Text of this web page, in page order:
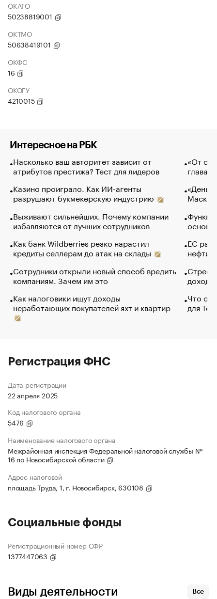
ОКАТО
50238819001
ОКТМО
50638419101
ОКФС
16
ОКОГУ
4210015
Интересное на РБК
Насколько ваш авторитет зависит от
атрибутов престижа? Тест для лидеров
Казино проиграло. Как ИИ-агенты
разрушают букмекерскую индустрию
Выживают сильнейших. Почему компании
избавляются от лучших сотрудников
Как банк Wildberries резко нарастил
кредиты селлерам до атак на склады
Сотрудники открыли новый способ вредить
компаниям. Зачем им это
Как налоговики ищут доходы
неработающих покупателей яхт и квартир
«От
глава
Маск в
основ
ЕС
нефти
Что
для
Регистрация ФНС
Дата регистрации
22 апреля 2025
Код налогового органа
5476
Наименование налогового органа
Межрайонная инспекция Федеральной налоговой службы №
16 по Новосибирской области
Адрес налоговой
площадь Труда, 1, г. Новосибирск, 630108
Социальные фонды
Регистрационный номер СФР
1377447063
Виды деятельности Все